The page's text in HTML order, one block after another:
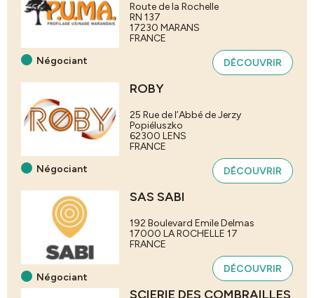
Négociant
Route de la Rochelle
RN 137
17230 MARANS
FRANCE
DÉCOUVRIR
Négociant
ROBY
25 Rue de l’Abbé de Jerzy
Popiéluszko
62300 LENS
FRANCE
DÉCOUVRIR
Négociant
SAS SABI
192 Boulevard Emile Delmas
17000 LA ROCHELLE 17
FRANCE
DÉCOUVRIR
SCIERIE DES COMBRAILLES